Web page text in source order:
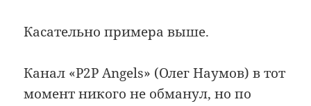
Касательно примера выше.
Канал «P2P Angels» (Олег Наумов) в тот
момент никого не обманул, но по